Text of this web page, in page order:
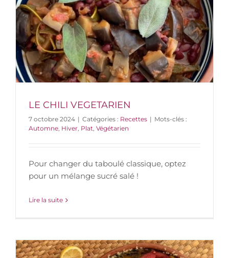
LE CHILI VEGETARIEN
7 octobre 2024 | Catégories : Recettes | Mots-clés :
Automne, Hiver, Plat, Végétarien
Pour changer du taboulé classique, optez
pour un mélange sucré salé !
Lire la suite